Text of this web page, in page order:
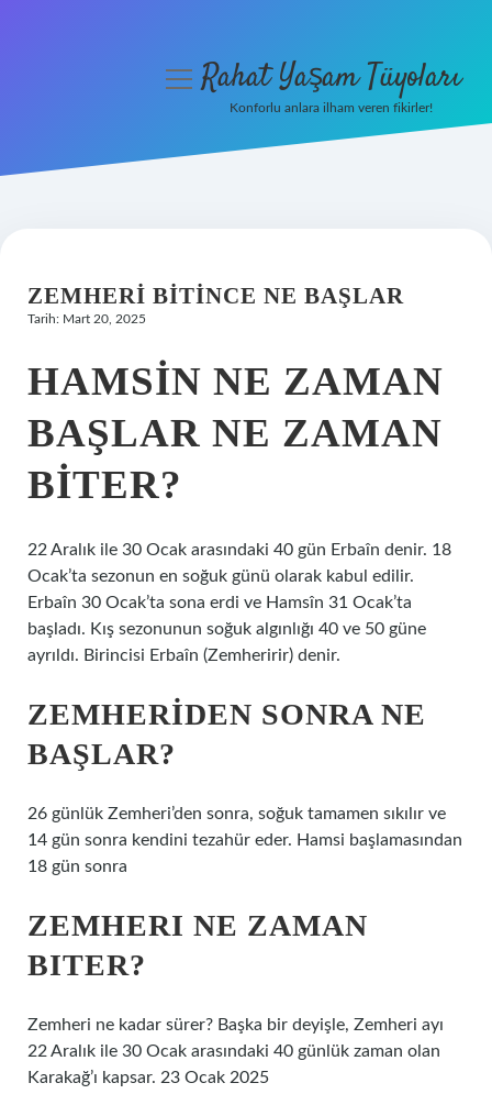
Hakkımızda
menüyüRahat Yaşam Tüyoları
Konforlu anlara ilham veren fikirler!
ZEMHERI BITINCE NE BAŞLAR
Tarih: Mart 20, 2025
HAMSIN NE ZAMAN
BAŞLAR NE ZAMAN
BITER?
22 Aralık ile 30 Ocak arasındaki 40 gün Erbaîn denir. 18
Ocak’ta sezonun en soğuk günü olarak kabul edilir.
Erbaîn 30 Ocak’ta sona erdi ve Hamsîn 31 Ocak’ta
başladı. Kış sezonunun soğuk algınlığı 40 ve 50 güne
ayrıldı. Birincisi Erbaîn (Zemheririr) denir.
ZEMHERIDEN SONRA NE
BAŞLAR?
26 günlük Zemheri’den sonra, soğuk tamamen sıkılır ve
14 gün sonra kendini tezahür eder. Hamsi başlamasından
18 gün sonra
ZEMHERI NE ZAMAN
BITER?
Zemheri ne kadar sürer? Başka bir deyişle, Zemheri ayı
22 Aralık ile 30 Ocak arasındaki 40 günlük zaman olan
Karakağ’ı kapsar. 23 Ocak 2025